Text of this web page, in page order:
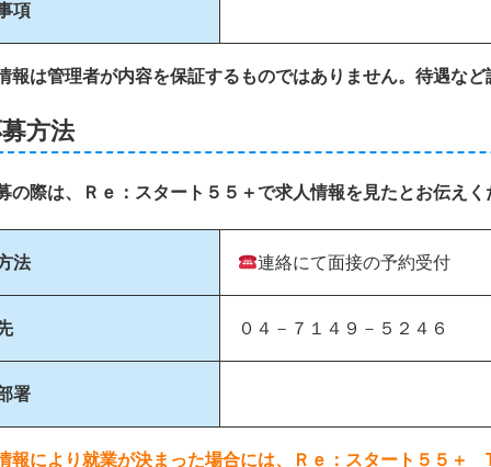
項
報は管理者が内容を保証するものではありません。待遇な
方法
の際は、Ｒｅ：スタート５５＋で求人情報を見たとお伝えく
法 連絡にて面接の予約受付
０４－７１４９－５２４６
署
報により就業が決まった場合には、Ｒｅ：スタート５５＋